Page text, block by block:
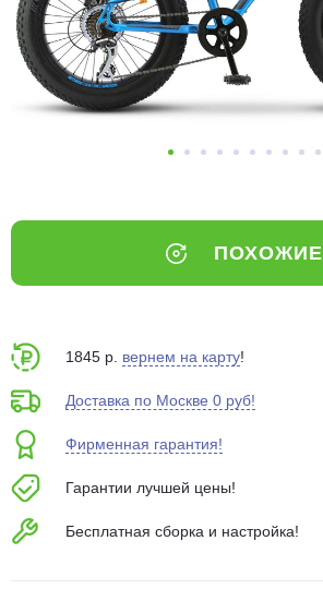
ПОХОЖИЕ
1845 р. вернем на карту!
Доставка по Москве 0 руб!
Фирменная гарантия!
Гарантии лучшей цены!
Бесплатная сборка и настройка!
в корзину
Оплачивайте сегодня только
выбранный способом
Оставшиеся75% будут
Подробнее